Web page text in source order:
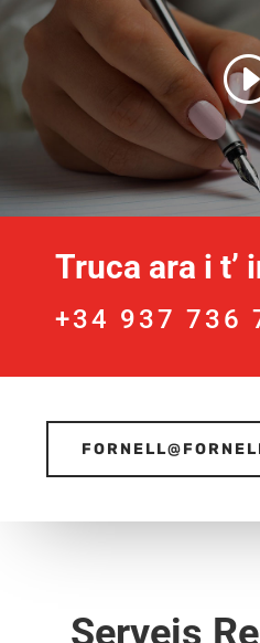
Truca ara i t’
+34 937 736
Serveis